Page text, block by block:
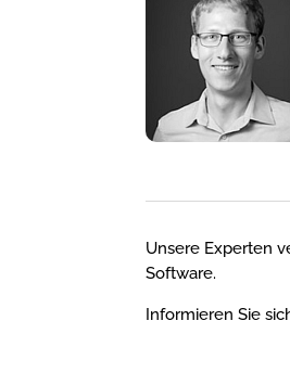
Unsere Experten
Software.
Informieren Sie